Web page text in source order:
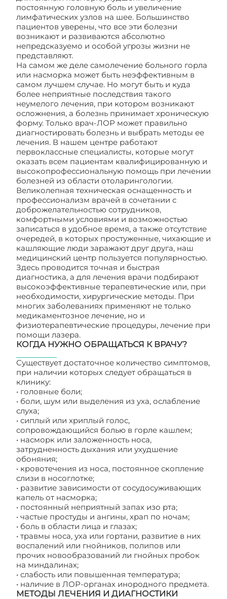
постоянную головную боль и увеличение
лимфатических узлов на шее. Большинство
пациентов уверены, что все эти болезни
возникают и развиваются абсолютно
непредсказуемо и особой угрозы жизни не
представляют.
На самом же деле самолечение больного горла
или насморка может быть неэффективным в
самом лучшем случае. Но могут быть и куда
более неприятные последствия такого
неумелого лечения, при котором возникают
осложнения, а болезнь принимает хроническую
форму. Только врач-ЛОР может правильно
диагностировать болезнь и выбрать методы ее
лечения. В нашем центре работают
первоклассные специалисты, которые могут
оказать всем пациентам квалифицированную и
высокопрофессиональную помощь при лечении
болезней из области отоларингологии.
Великолепная техническая оснащенность и
профессионализм врачей в сочетании с
доброжелательностью сотрудников,
комфортными условиями и возможностью
записаться в удобное время, а также отсутствие
очередей, в которых простуженные, чихающие и
кашляющие люди заражают друг друга, наш
медицинский центр пользуется популярностью.
Здесь проводится точная и быстрая
диагностика, а для лечения врачи подбирают
высокоэффективные терапевтические или, при
необходимости, хирургические методы. При
многих заболеваниях применяют не только
медикаментозное лечение, но и
физиотерапевтические процедуры, лечение при
помощи лазера.
КОГДА НУЖНО ОБРАЩАТЬСЯ К ВРАЧУ?
Существует достаточное количество симптомов,
при наличии которых следует обращаться в
клинику:
• головные боли;
• боли, шум или выделения из уха, ослабление
слуха;
• сиплый или хриплый голос,
сопровождающийся болью в горле кашлем;
• насморк или заложенность носа,
затрудненность дыхания или ухудшение
обоняния;
• кровотечения из носа, постоянное скопление
слизи в носоглотке;
• развитие зависимости от сосудосуживающих
капель от насморка;
• постоянный неприятный запах изо рта;
• частые простуды и ангины, храп по ночам;
• боль в области лица и глазах;
• травмы носа, уха или гортани, развитие в них
воспалений или гнойников, полипов или
прочих новообразований ли гнойных пробок
на миндалинах;
• слабость или повышенная температура;
• наличие в ЛОР-органах инородного предмета.
МЕТОДЫ ЛЕЧЕНИЯ И ДИАГНОСТИКИ